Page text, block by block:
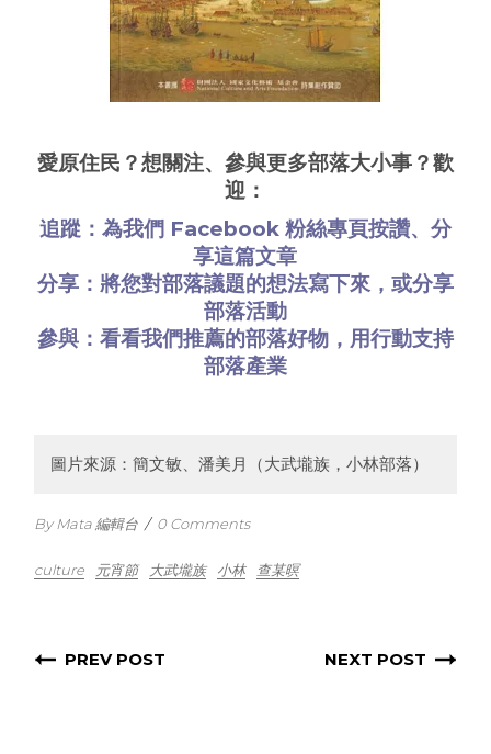
愛原住民？想關注、參與更多部落大小事？歡
迎：
追蹤：為我們 Facebook 粉絲專頁按讚、分
享這篇文章
分享：將您對部落議題的想法寫下來，或分享
部落活動
參與：看看我們推薦的部落好物，用行動支持
部落產業
圖片來源：簡文敏、潘美月（大武壠族，小林部落）
By Mata 編輯台 / 0 Comments
culture 元宵節 大武壠族 小林 查某暝
PREV POST NEXT POST